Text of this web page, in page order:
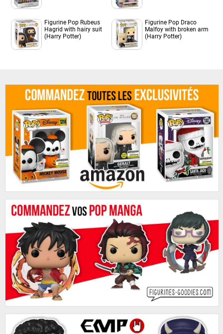
Figurine Pop Rubeus
Hagrid with hairy suit
(Harry Potter)
Figurine Pop Draco
Malfoy with broken arm
(Harry Potter)